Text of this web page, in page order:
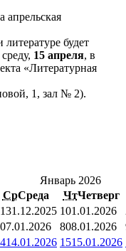
будет
15 апреля, в
«Литературная
1, зал № 2).
Январь 2026
СрСреда ЧтЧетверг
31.12.2025 101.01.2026
07.01.2026 808.01.2026
14.01.2026 1515.01.2026